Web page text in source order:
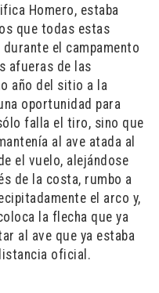
Homero, estaba
que todas estas
el campamento
afueras de las
año del sitio a la
oportunidad para
falla el tiro, sino que
al ave atada al
el vuelo, alejándose
de la costa, rumbo a
el arco y,
la flecha que ya
al ave que ya estaba
oficial.